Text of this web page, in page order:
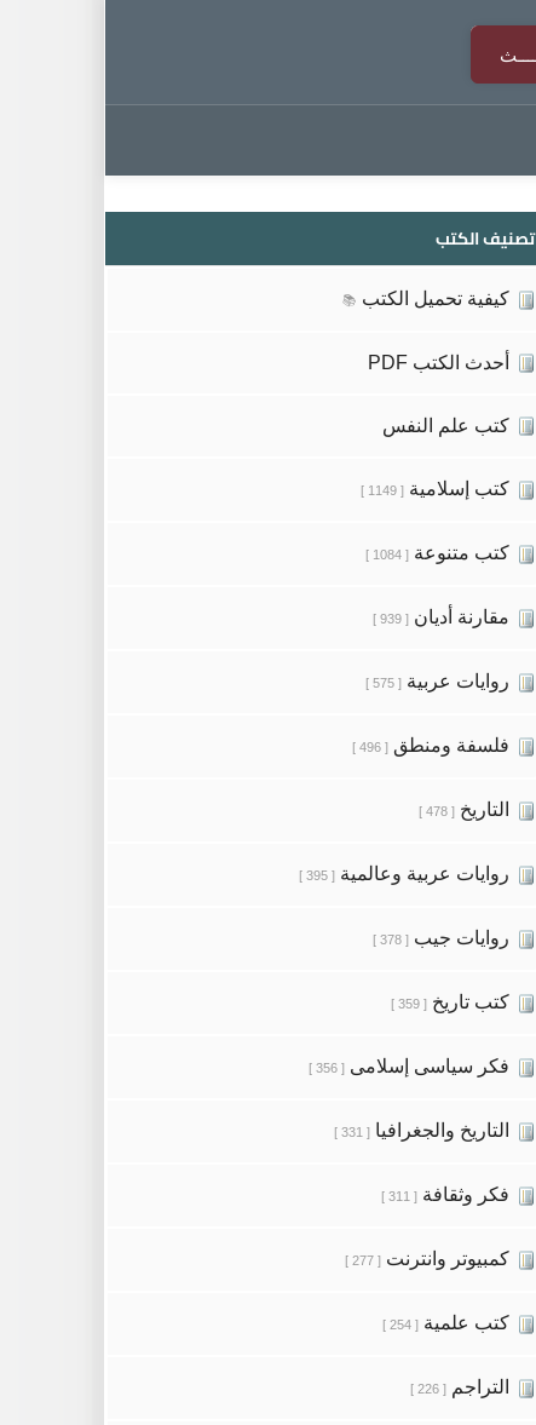
تصنيف الكتب
كيفية تحميل الكتب 📚
أحدث الكتب PDF
كتب علم النفس
كتب إسلامية [ 1149 ]
كتب متنوعة [ 1084 ]
مقارنة أديان [ 939 ]
روايات عربية [ 575 ]
فلسفة ومنطق [ 496 ]
التاريخ [ 478 ]
روايات عربية وعالمية [ 395 ]
روايات جيب [ 378 ]
كتب تاريخ [ 359 ]
فكر سياسى إسلامى [ 356 ]
التاريخ والجغرافيا [ 331 ]
فكر وثقافة [ 311 ]
كمبيوتر وانترنت [ 277 ]
كتب علمية [ 254 ]
التراجم [ 226 ]